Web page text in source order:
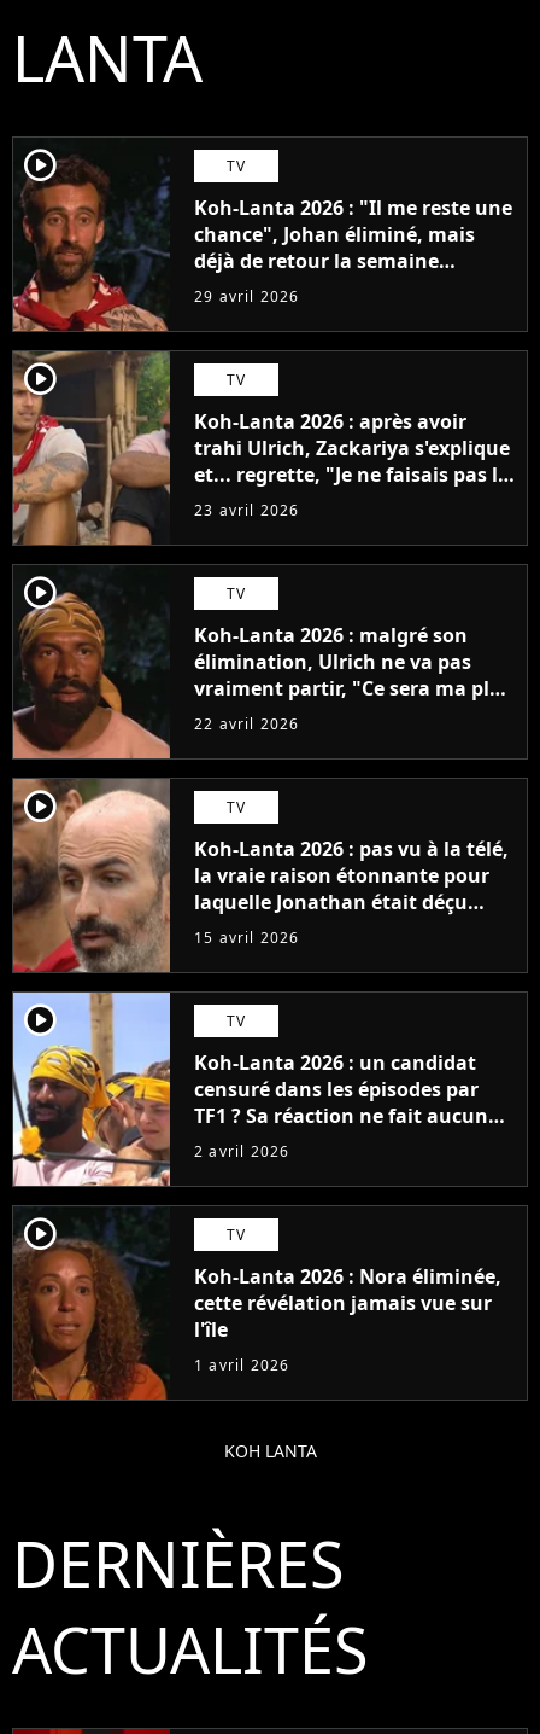
LANTA
player2 TV
Koh-Lanta 2026 : "Il me reste une
chance", Johan éliminé, mais
déjà de retour la semaine
prochaine ?
29 avril 2026
player2 TV
Koh-Lanta 2026 : après avoir
trahi Ulrich, Zackariya s'explique
et... regrette, "Je ne faisais pas le
malin"
23 avril 2026
player2 TV
Koh-Lanta 2026 : malgré son
élimination, Ulrich ne va pas
vraiment partir, "Ce sera ma plus
grande fierté"
22 avril 2026
player2 TV
Koh-Lanta 2026 : pas vu à la télé,
la vraie raison étonnante pour
laquelle Jonathan était déçu
d'être éliminé
15 avril 2026
player2 TV
Koh-Lanta 2026 : un candidat
censuré dans les épisodes par
TF1 ? Sa réaction ne fait aucun
doute, "On m'a tellement moins
2 avril 2026
player2 TV
Koh-Lanta 2026 : Nora éliminée,
cette révélation jamais vue sur
l'île
1 avril 2026
KOH LANTA
DERNIÈRES
ACTUALITÉS